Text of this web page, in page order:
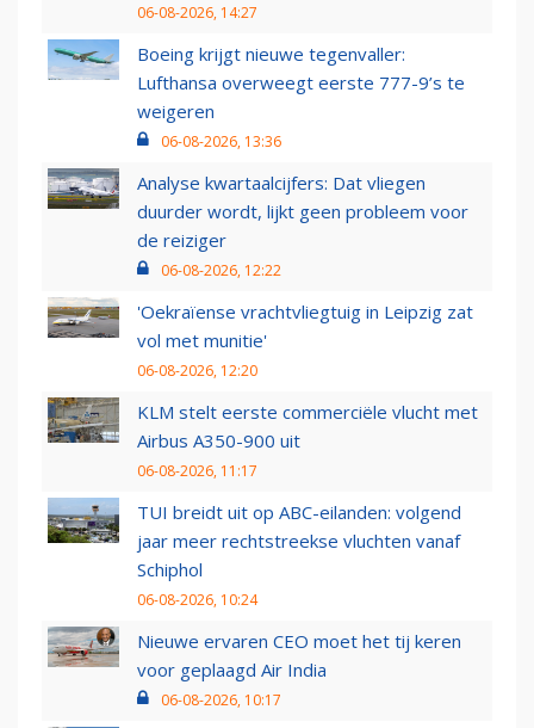
06-08-2026, 14:27
Boeing krijgt nieuwe tegenvaller:
Lufthansa overweegt eerste 777-9’s te
weigeren
06-08-2026, 13:36
Analyse kwartaalcijfers: Dat vliegen
duurder wordt, lijkt geen probleem voor
de reiziger
06-08-2026, 12:22
'Oekraïense vrachtvliegtuig in Leipzig zat
vol met munitie'
06-08-2026, 12:20
KLM stelt eerste commerciële vlucht met
Airbus A350-900 uit
06-08-2026, 11:17
TUI breidt uit op ABC-eilanden: volgend
jaar meer rechtstreekse vluchten vanaf
Schiphol
06-08-2026, 10:24
Nieuwe ervaren CEO moet het tij keren
voor geplaagd Air India
06-08-2026, 10:17